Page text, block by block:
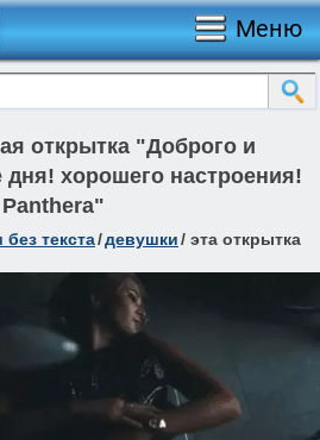
Меню
открытка "Доброго и
дня! хорошего настроения!
Panthera"
без текста/девушки/ эта открытка